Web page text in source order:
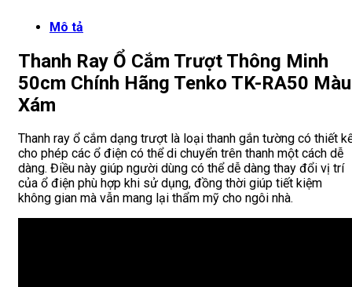
Mô tả
Thanh Ray Ổ Cắm Trượt Thông Minh
50cm Chính Hãng Tenko TK-RA50 Màu
Xám
Thanh ray ổ cắm dạng trượt là loại thanh gắn tường có thiết
cho phép các ổ điện có thể di chuyển trên thanh một cách dễ
dàng. Điều này giúp người dùng có thể dễ dàng thay đổi vị trí
của ổ điện phù hợp khi sử dụng, đồng thời giúp tiết kiệm
không gian mà vẫn mang lại thẩm mỹ cho ngôi nhà.